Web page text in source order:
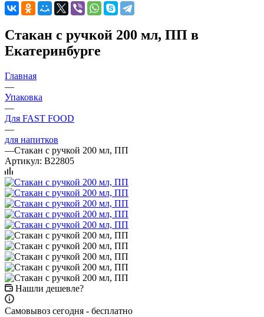
Стакан с ручкой 200 мл, ПП в
Екатеринбурге
Главная
—
Упаковка
—
Для FAST FOOD
—
для напитков
—Стакан с ручкой 200 мл, ПП
Артикул: B22805
Нашли дешевле?
Самовывоз сегодня - бесплатно